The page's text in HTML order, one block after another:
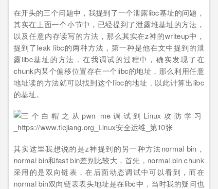
在开头的三个问题中，我提到了一个泄露libc基址的问题，
其实在上面一个小节中，已经提到了泄露堆基址的方法，
以及任意内存读写的方法，那么其实在z神的writeup中，
提到了leak libc的两种方法，第一种是他在文中提到的泄
露libc基址的方法，在我调试的过程中，确实发现了在
chunk内某个偏移位置存在一个libc的地址，那么利用任意
地址读的方法就可以找到这个libc的地址，以此计算出libc
的基址。
其实这里我想说的是z神提到的另一种方法normal bin，
normal bin和fast bin差别比较大，首先，normal bin chunk
采用的是双向链表，在后面动态调试中可以看到，而在
normal bin双向链表表头地址是在libc中，当时我的疑问也